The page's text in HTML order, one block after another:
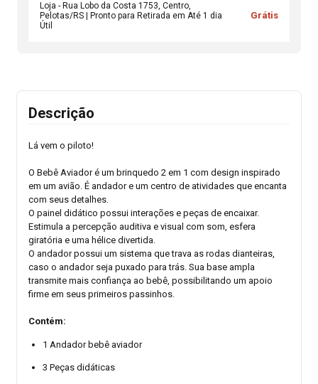
Loja - Rua Lobo da Costa 1753, Centro,
Pelotas/RS | Pronto para Retirada em Até 1 dia
Útil
Grátis
Descrição
Lá vem o piloto!
O Bebê Aviador é um brinquedo 2 em 1 com design inspirado
em um avião. É andador e um centro de atividades que encanta
com seus detalhes.
O painel didático possui interações e peças de encaixar.
Estimula a percepção auditiva e visual com som, esfera
giratória e uma hélice divertida.
O andador possui um sistema que trava as rodas dianteiras,
caso o andador seja puxado para trás. Sua base ampla
transmite mais confiança ao bebê, possibilitando um apoio
firme em seus primeiros passinhos.
Contém:
1 Andador bebê aviador
3 Peças didáticas